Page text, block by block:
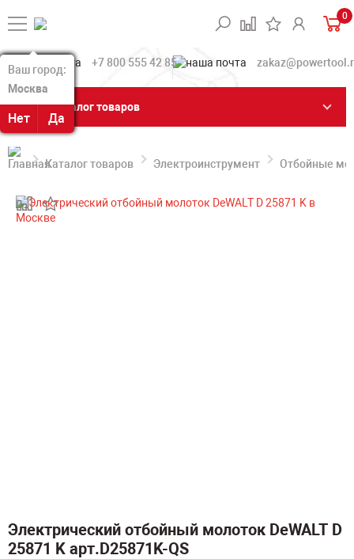
Ваш город:
Москва
Нет Да
Ваш город:
Москва
Нет Да
0
+7 800 555 42 85
Каталог товаров
Каталог товаров Электроинструмент Отбойные
Электрический отбойный молоток DeWALT D
25871 K арт.D25871K-QS